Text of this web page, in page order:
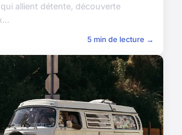
allient détente, découverte
5 min de lecture →